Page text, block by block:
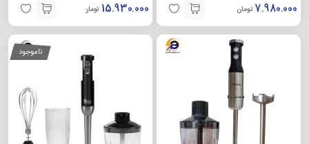
7.980.000 تومان 15.930.000 تومان
ناموجود